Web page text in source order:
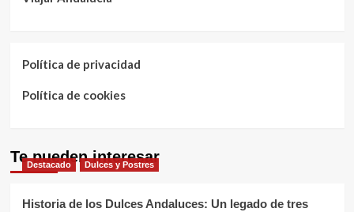
Política de privacidad
Política de cookies
Te pueden interesar
Destacado Dulces y Postres
Historia de los Dulces Andaluces: Un legado de tres